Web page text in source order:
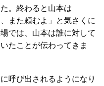
。終わると山本は
また頼むよ」と気さくに
では、山本は誰に対して
たことが伝わってきま
呼び出されるようになり